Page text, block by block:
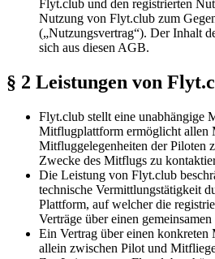
Flyt.club und den registrierten
Nutzung von Flyt.club zum
(„Nutzungsvertrag“). Der Inhalt
sich aus diesen AGB.
§ 2 Leistungen von
Flyt.club stellt eine unabhängige
Mitflugplattform ermöglicht allen
Mitfluggelegenheiten der Piloten
Zwecke des Mitflugs zu
Die Leistung von Flyt.club
technische Vermittlungstätigkeit
Plattform, auf welcher die
Verträge über einen
Ein Vertrag über einen
allein zwischen Pilot und